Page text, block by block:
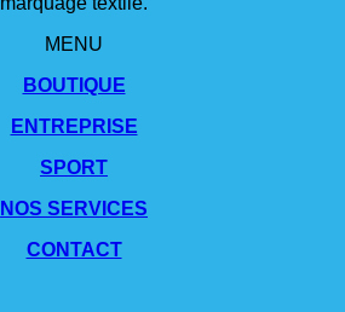
MENU
BOUTIQUE
ENTREPRISE
SPORT
NOS SERVICES
CONTACT